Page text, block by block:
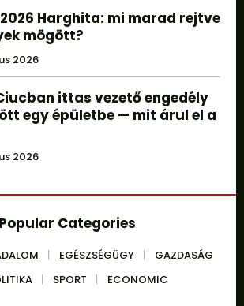
Harghita: mi marad rejtve
mögött?
2026
ittas vezető engedély
egy épületbe — mit árul el a
2026
Popular Categories
EGÉSZSÉGÜGY
GAZDASÁG
SPORT ECONOMIC